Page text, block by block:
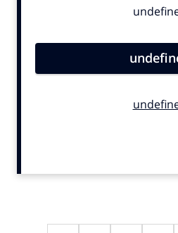
Contentmarketing
Effectiviteit